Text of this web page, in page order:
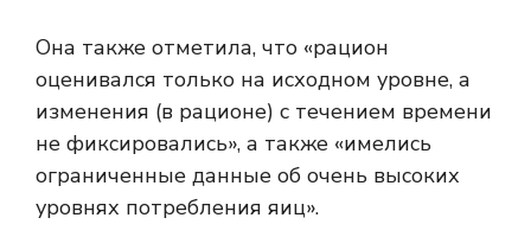
Она также отметила, что «рацион
оценивался только на исходном уровне, а
изменения (в рационе) с течением времени
не фиксировались», а также «имелись
ограниченные данные об очень высоких
уровнях потребления яиц».